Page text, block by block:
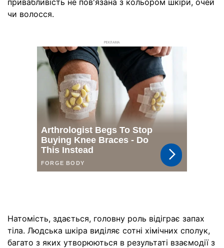
чи волосся.
РЕКЛАМА
Натомість, здається, головну роль відіграє запах
тіла. Людська шкіра виділяє сотні хімічних сполук,
багато з яких утворюються в результаті взаємодії з